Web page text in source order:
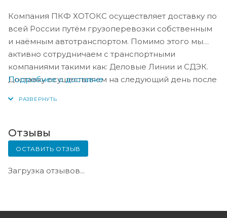
Компания ПКФ ХОТОКС осуществляет доставку по
всей России путём грузоперевозки собственным
и наёмным автотранспортом. Помимо этого мы
активно сотрудничаем с транспортными
компаниями такими как: Деловые Линии и СДЭК.
Доставку осуществляем на следующий день после
Подробнее о доставке
Отзывы
ОСТАВИТЬ ОТЗЫВ
Загрузка отзывов...